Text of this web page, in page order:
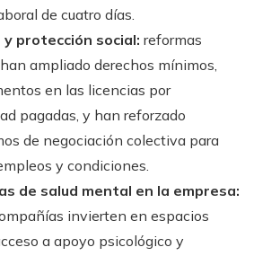
de cuatro días.
y protección social: reformas
ampliado derechos mínimos,
en las licencias por
pagadas, y han reforzado
de negociación colectiva para
y condiciones.
de salud mental en la empresa:
invierten en espacios
a apoyo psicológico y